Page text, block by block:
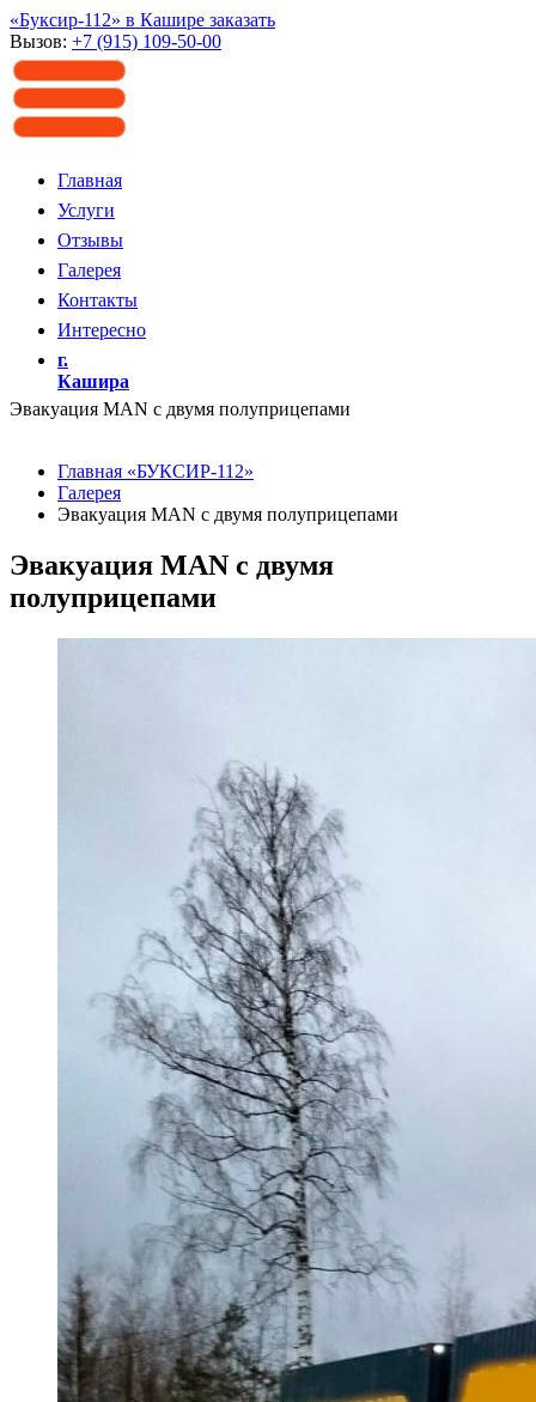
«Буксир-112» в Кашире заказать
Вызов: +7 (915) 109-50-00
Главная
Услуги
Отзывы
Галерея
Контакты
Интересно
г.
Кашира
Эвакуация MAN с двумя полуприцепами
Главная «БУКСИР-112»
Галерея
Эвакуация MAN с двумя полуприцепами
Эвакуация MAN с двумя
полуприцепами